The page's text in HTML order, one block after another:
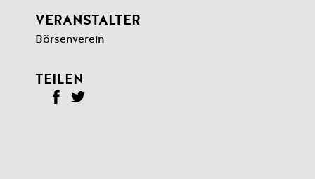
VERANSTALTER
Börsenverein
TEILEN